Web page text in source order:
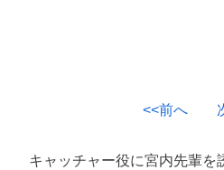
<<前へ
キャッチャー役に宮内先輩を